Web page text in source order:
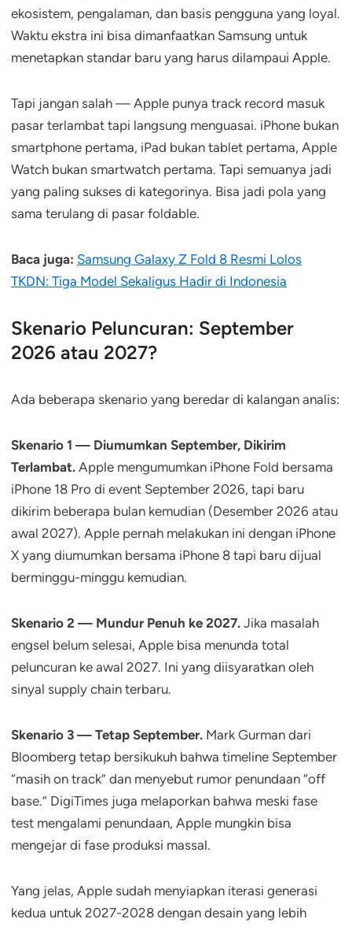
ekosistem, pengalaman, dan basis pengguna yang loyal.
Waktu ekstra ini bisa dimanfaatkan Samsung untuk
menetapkan standar baru yang harus dilampaui Apple.
Tapi jangan salah — Apple punya track record masuk
pasar terlambat tapi langsung menguasai. iPhone bukan
smartphone pertama, iPad bukan tablet pertama, Apple
Watch bukan smartwatch pertama. Tapi semuanya jadi
yang paling sukses di kategorinya. Bisa jadi pola yang
sama terulang di pasar foldable.
Baca juga: Samsung Galaxy Z Fold 8 Resmi Lolos
TKDN: Tiga Model Sekaligus Hadir di Indonesia
Skenario Peluncuran: September
2026 atau 2027?
Ada beberapa skenario yang beredar di kalangan analis:
Skenario 1 — Diumumkan September, Dikirim
Terlambat. Apple mengumumkan iPhone Fold bersama
iPhone 18 Pro di event September 2026, tapi baru
dikirim beberapa bulan kemudian (Desember 2026 atau
awal 2027). Apple pernah melakukan ini dengan iPhone
X yang diumumkan bersama iPhone 8 tapi baru dijual
berminggu-minggu kemudian.
Skenario 2 — Mundur Penuh ke 2027. Jika masalah
engsel belum selesai, Apple bisa menunda total
peluncuran ke awal 2027. Ini yang diisyaratkan oleh
sinyal supply chain terbaru.
Skenario 3 — Tetap September. Mark Gurman dari
Bloomberg tetap bersikukuh bahwa timeline September
“masih on track” dan menyebut rumor penundaan “off
base.” DigiTimes juga melaporkan bahwa meski fase
test mengalami penundaan, Apple mungkin bisa
mengejar di fase produksi massal.
Yang jelas, Apple sudah menyiapkan iterasi generasi
kedua untuk 2027-2028 dengan desain yang lebih